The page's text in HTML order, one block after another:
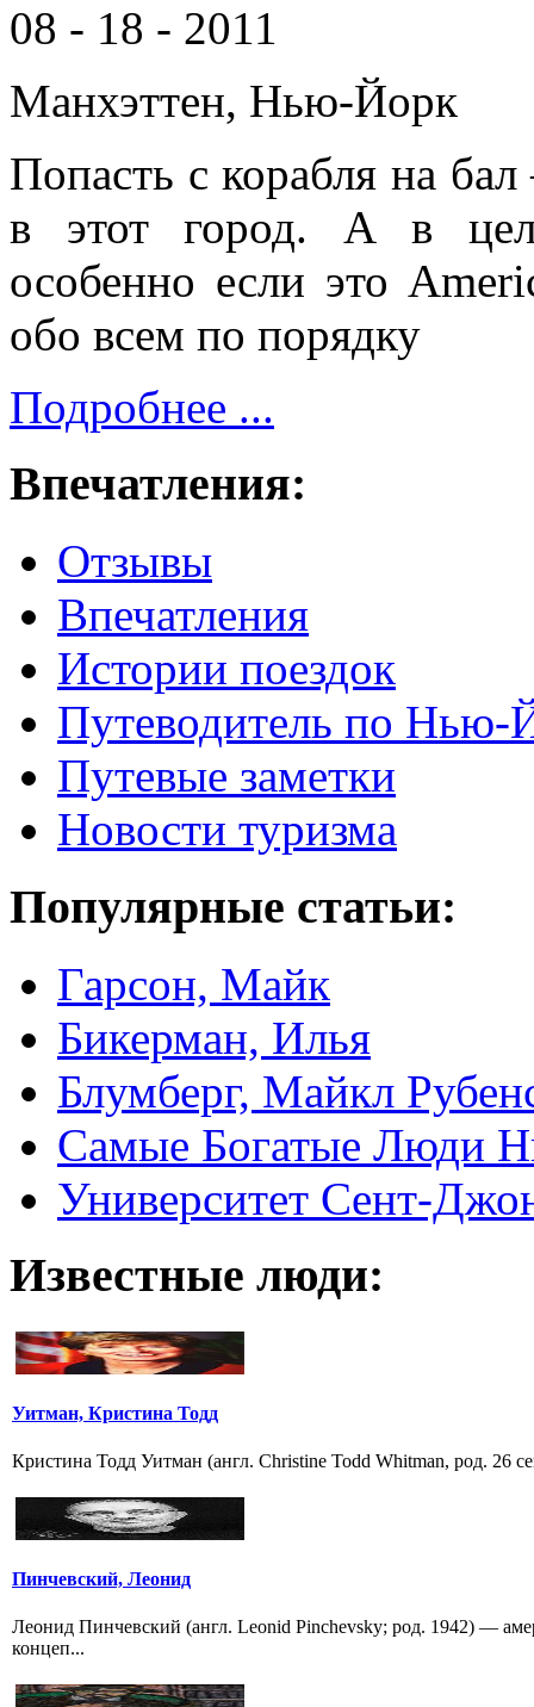
08 - 18 - 2011
Манхэттен, Нью-Йорк
Попасть с корабля на
в этот город. А в
особенно если это
обо всем по порядку
Подробнее ...
Впечатления:
Отзывы
Впечатления
Истории поездок
Путеводитель по Нью-
Путевые заметки
Новости туризма
Популярные статьи:
Гарсон, Майк
Бикерман, Илья
Блумберг, Майкл
Самые Богатые Люди
Университет Сент-
Известные люди:
Уитман, Кристина Тодд
Кристина Тодд Уитман (англ. Christine Todd Whitman, род. 26
Пинчевский, Леонид
Леонид Пинчевский (англ. Leonid Pinchevsky; род. 1942) —
концеп...